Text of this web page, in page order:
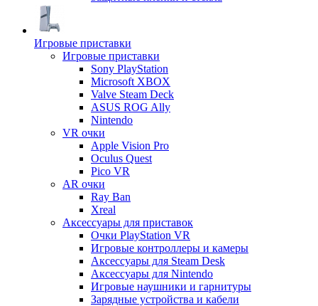
Игровые приставки
Игровые приставки
Sony PlayStation
Microsoft XBOX
Valve Steam Deck
ASUS ROG Ally
Nintendo
VR очки
Apple Vision Pro
Oculus Quest
Pico VR
AR очки
Ray Ban
Xreal
Аксессуары для приставок
Очки PlayStation VR
Игровые контроллеры и камеры
Аксессуары для Steam Desk
Аксессуары для Nintendo
Игровые наушники и гарнитуры
Зарядные устройства и кабели